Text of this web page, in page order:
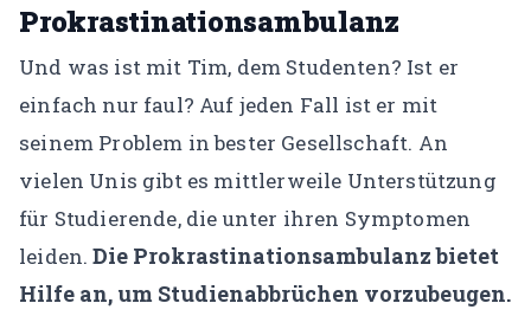
Prokrastinationsambulanz
Und was ist mit Tim, dem Studenten? Ist er
einfach nur faul? Auf jeden Fall ist er mit
seinem Problem in bester Gesellschaft. An
vielen Unis gibt es mittlerweile Unterstützung
für Studierende, die unter ihren Symptomen
leiden.Die Prokrastinationsambulanz bietet
Hilfe an, um Studienabbrüchen vorzubeugen.